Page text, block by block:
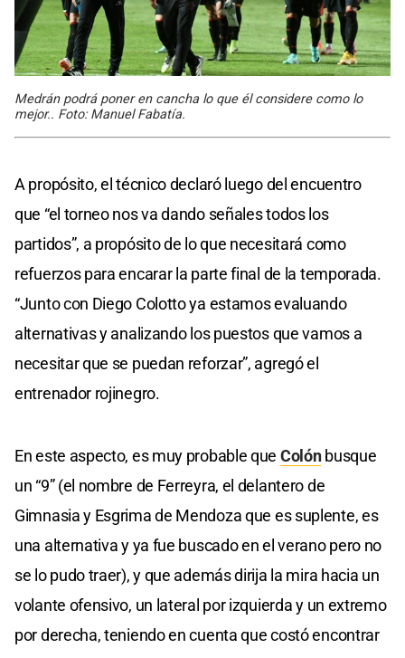
Medrán podrá poner en cancha lo que él considere como lo
mejor.. Foto: Manuel Fabatía.
A propósito, el técnico declaró luego del encuentro
que “el torneo nos va dando señales todos los
partidos”, a propósito de lo que necesitará como
refuerzos para encarar la parte final de la temporada.
“Junto con Diego Colotto ya estamos evaluando
alternativas y analizando los puestos que vamos a
necesitar que se puedan reforzar”, agregó el
entrenador rojinegro.
En este aspecto, es muy probable que Colónbusque
un “9” (el nombre de Ferreyra, el delantero de
Gimnasia y Esgrima de Mendoza que es suplente, es
una alternativa y ya fue buscado en el verano pero no
se lo pudo traer), y que además dirija la mira hacia un
volante ofensivo, un lateral por izquierda y un extremo
por derecha, teniendo en cuenta que costó encontrar